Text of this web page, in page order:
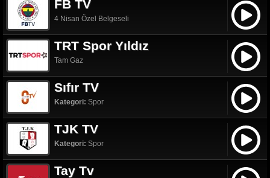
FB TV
4 Nisan Özel Belgeseli
TRT Spor Yıldız
Tam Gaz
Sıfır TV
Kategori: Spor
TJK TV
Kategori: Spor
Tay Tv